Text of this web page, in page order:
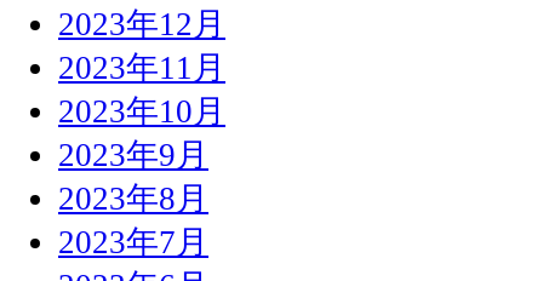
2023年12月
2023年11月
2023年10月
2023年9月
2023年8月
2023年7月